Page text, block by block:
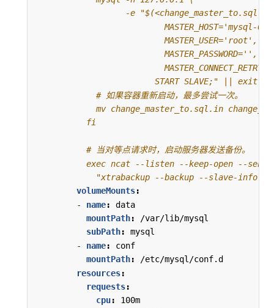
"xtrabackup --backup --slave-info
volumeMounts:
- name:
data
mountPath:
/var/lib/mysql
subPath:
mysql
- name:
conf
mountPath:
/etc/mysql/conf.d
resources:
requests:
cpu:
100m